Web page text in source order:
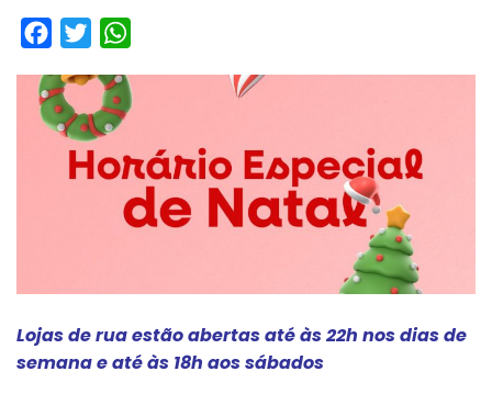
Facebook
Twitter
Lojas de rua estão abertas até às 22h nos dias de
semana e até às 18h aos sábados